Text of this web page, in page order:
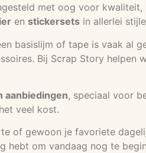
met oog voor
en stickersets in allerlei
basislijm of tape is vaak al
Bij Scrap Story
aanbiedingen, speciaal voor
veel kost.
of gewoon je favoriete
om vandaag nog te